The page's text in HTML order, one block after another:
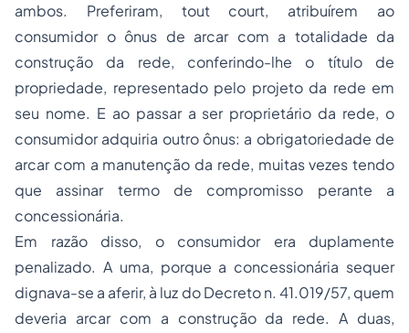
ambos. Preferiram, tout court, atribuírem ao
consumidor o ônus de arcar com a totalidade da
construção da rede, conferindo-lhe o título de
propriedade, representado pelo projeto da rede em
seu nome. E ao passar a ser proprietário da rede, o
consumidor adquiria outro ônus: a obrigatoriedade de
arcar com a manutenção da rede, muitas vezes tendo
que assinar termo de compromisso perante a
concessionária.
Em razão disso, o consumidor era duplamente
penalizado. A uma, porque a concessionária sequer
dignava-se a aferir, à luz do Decreto n. 41.019/57, quem
deveria arcar com a construção da rede. A duas,